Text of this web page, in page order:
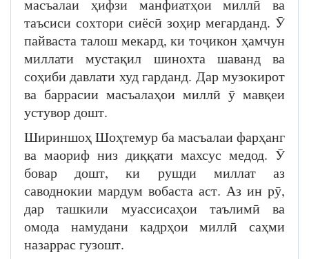
масъалаи ҳифзи манфиатҳои миллӣ ва
таъсиси сохтори сиёсӣ зоҳир мегарданд. Ӯ
пайваста талош мекард, ки тоҷикон ҳамчун
миллати мустақил шинохта шаванд ва
соҳиби давлати худ гарданд. Дар музокирот
ва баррасии масъалаҳои миллӣ ӯ мавқеи
устувор дошт.
Шириншоҳ Шоҳтемур ба масъалаи фарҳанг
ва маориф низ диққати махсус медод. Ӯ
бовар дошт, ки рушди миллат аз
саводнокии мардум вобаста аст. Аз ин рӯ,
дар ташкили муассисаҳои таълимӣ ва
омода намудани кадрҳои миллӣ саҳми
назаррас гузошт.